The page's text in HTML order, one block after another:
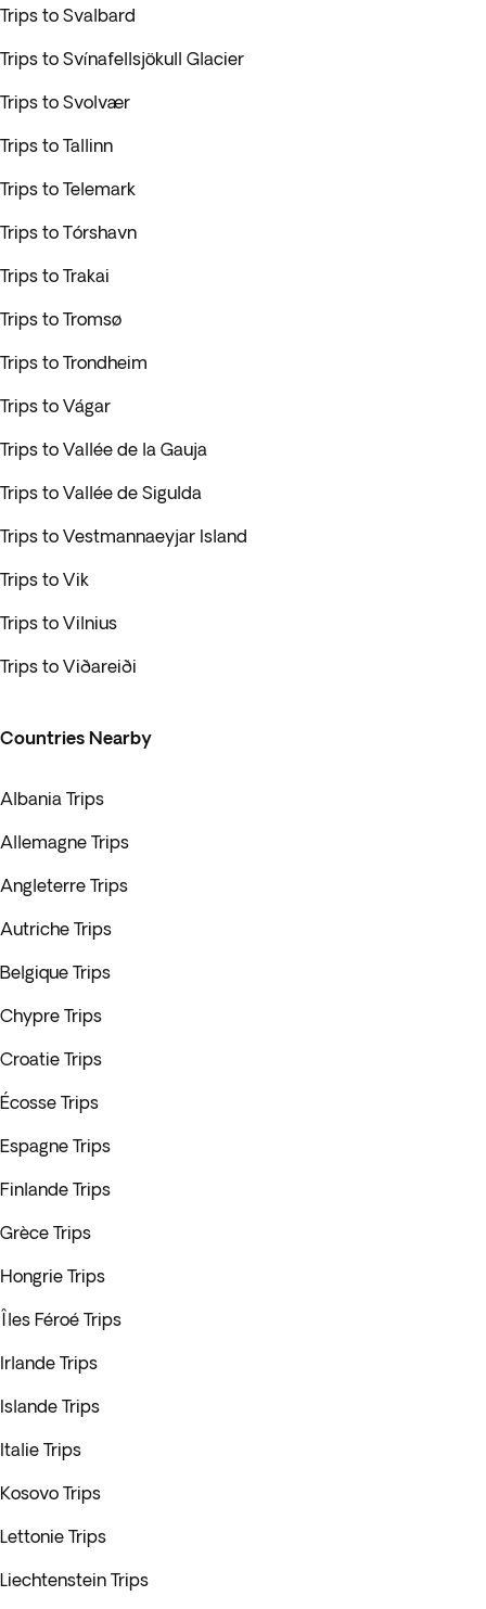
Trips to Svalbard
Trips to Svínafellsjökull Glacier
Trips to Svolvær
Trips to Tallinn
Trips to Telemark
Trips to Tórshavn
Trips to Trakai
Trips to Tromsø
Trips to Trondheim
Trips to Vágar
Trips to Vallée de la Gauja
Trips to Vallée de Sigulda
Trips to Vestmannaeyjar Island
Trips to Vik
Trips to Vilnius
Trips to Viðareiði
Countries Nearby
Albania Trips
Allemagne Trips
Angleterre Trips
Autriche Trips
Belgique Trips
Chypre Trips
Croatie Trips
Écosse Trips
Espagne Trips
Finlande Trips
Grèce Trips
Hongrie Trips
Îles Féroé Trips
Irlande Trips
Islande Trips
Italie Trips
Kosovo Trips
Lettonie Trips
Liechtenstein Trips